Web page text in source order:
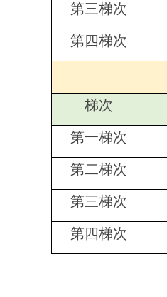
第三梯次
第四梯次
梯次
第一梯次
第二梯次
第三梯次
第四梯次